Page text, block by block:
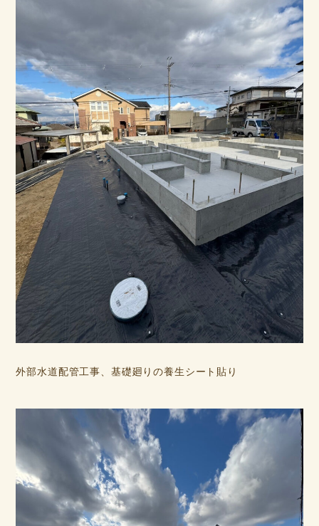
外部水道配管工事、基礎廻りの養生シート貼り